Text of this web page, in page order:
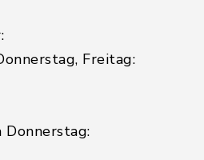
Freitag:
Donnerstag: